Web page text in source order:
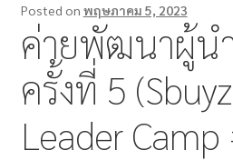
การตลาด
บัญชีของฉัน
แจ้งชำระเงิน
Posted on พฤษภาคม 5, 2023
ค่ายพัฒนาผู้น
ครั้งที่ 5
Leader